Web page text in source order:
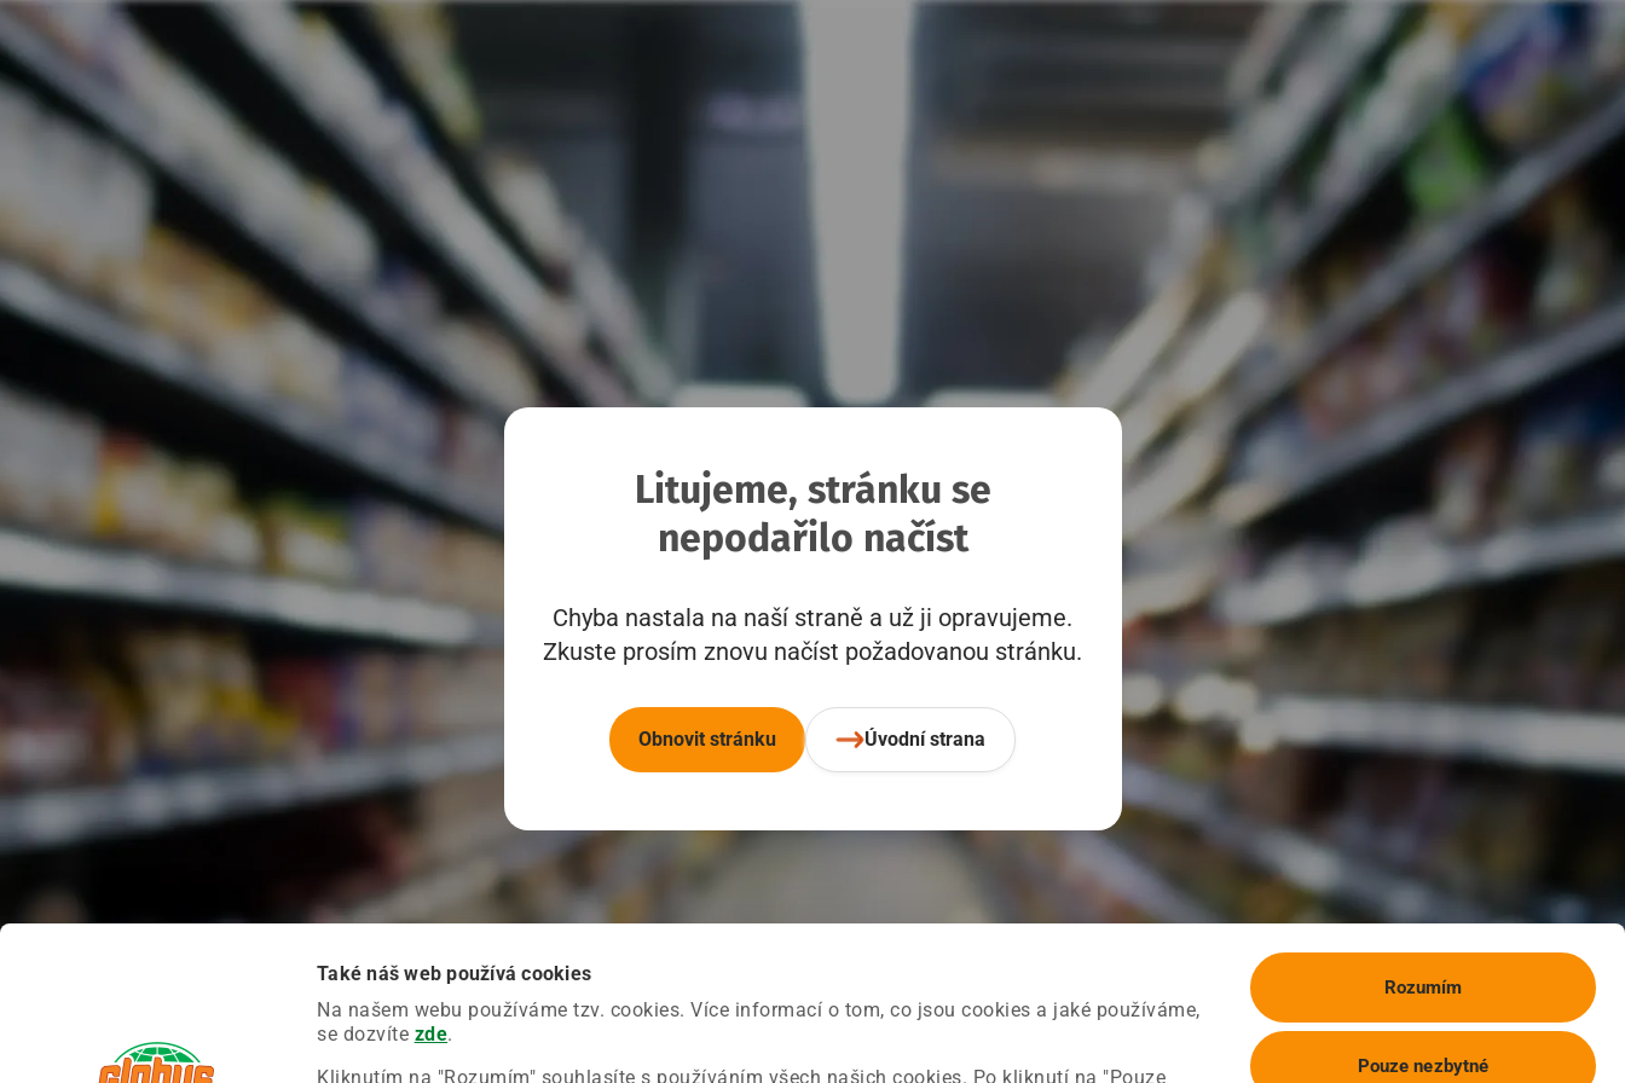
Také náš web používá cookies
Na našem webu používáme tzv. cookies. Více informací o tom, co jsou cookies a jaké používáme,
se dozvíte zde.
Kliknutím na "Rozumím" souhlasíte s používáním všech našich cookies. Po kliknutí na "Pouze
Rozumím
Pouze nezbytné
Litujeme, stránku se
nepodařilo načíst
Chyba nastala na naší straně a už ji opravujeme.
Zkuste prosím znovu načíst požadovanou stránku.
Obnovit stránku Úvodní strana